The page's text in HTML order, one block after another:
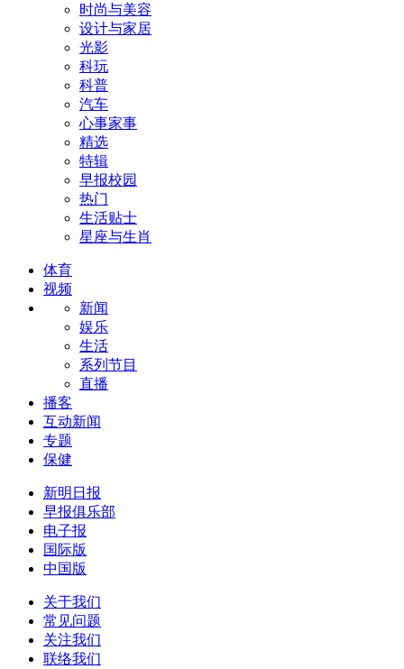
时尚与美容
设计与家居
光影
科玩
科普
汽车
心事家事
精选
特辑
早报校园
热门
生活贴士
星座与生肖
体育
视频
新闻
娱乐
生活
系列节目
直播
播客
互动新闻
专题
保健
新明日报
早报俱乐部
电子报
国际版
中国版
关于我们
常见问题
关注我们
联络我们